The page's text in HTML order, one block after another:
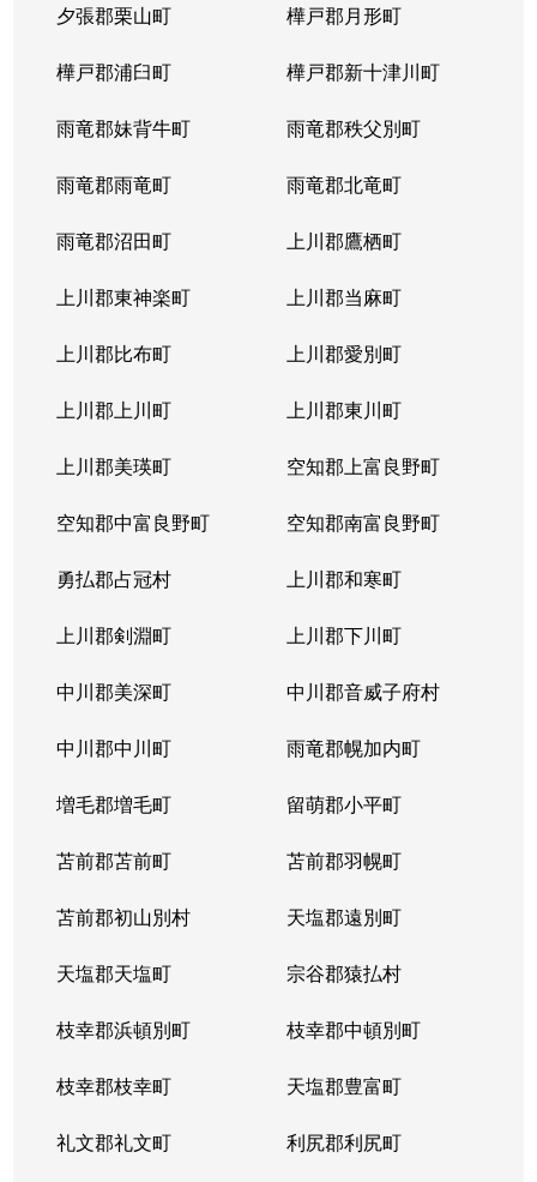
夕張郡栗山町 樺戸郡月形町
樺戸郡浦臼町 樺戸郡新十津川町
雨竜郡妹背牛町 雨竜郡秩父別町
雨竜郡雨竜町 雨竜郡北竜町
雨竜郡沼田町 上川郡鷹栖町
上川郡東神楽町 上川郡当麻町
上川郡比布町 上川郡愛別町
上川郡上川町 上川郡東川町
上川郡美瑛町 空知郡上富良野町
空知郡中富良野町 空知郡南富良野町
勇払郡占冠村 上川郡和寒町
上川郡剣淵町 上川郡下川町
中川郡美深町 中川郡音威子府村
中川郡中川町 雨竜郡幌加内町
増毛郡増毛町 留萌郡小平町
苫前郡苫前町 苫前郡羽幌町
苫前郡初山別村 天塩郡遠別町
天塩郡天塩町 宗谷郡猿払村
枝幸郡浜頓別町 枝幸郡中頓別町
枝幸郡枝幸町 天塩郡豊富町
礼文郡礼文町 利尻郡利尻町